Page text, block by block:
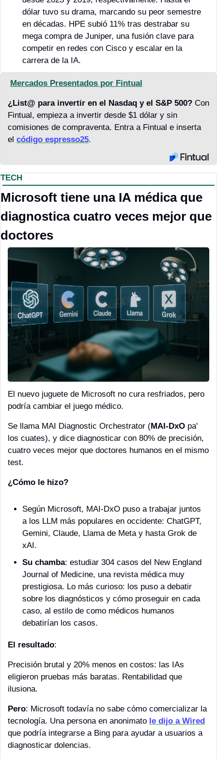
dólar tuvo su drama, marcando su peor semestre
en décadas. HPE subió 11% tras destrabar su
mega compra de Juniper, una fusión clave para
competir en redes con Cisco y escalar en la
carrera de la IA.
Mercados Presentados por Fintual
¿List@ para invertir en el Nasdaq y el S&P 500? Con
Fintual, empieza a invertir desde $1 dólar y sin
comisiones de compraventa. Entra a Fintual e inserta
el código espresso25.
TECH
Microsoft tiene una IA médica que
diagnostica cuatro veces mejor que
doctores
El nuevo juguete de Microsoft no cura resfriados, pero
podría cambiar el juego médico.
Se llama MAI Diagnostic Orchestrator (MAI-DxO pa'
los cuates), y dice diagnosticar con 80% de precisión,
cuatro veces mejor que doctores humanos en el mismo
test.
¿Cómo le hizo?
Según Microsoft, MAI-DxO puso a trabajar juntos
a los LLM más populares en occidente: ChatGPT,
Gemini, Claude, Llama de Meta y hasta Grok de
xAI.
Su chamba: estudiar 304 casos del New England
Journal of Medicine, una revista médica muy
prestigiosa. Lo más curioso: los puso a debatir
sobre los diagnósticos y cómo proseguir en cada
caso, al estilo de como médicos humanos
debatirían los casos.
El resultado:
Precisión brutal y 20% menos en costos: las IAs
eligieron pruebas más baratas. Rentabilidad que
ilusiona.
Pero: Microsoft todavía no sabe cómo comercializar la
tecnología. Una persona en anonimato le dijo a Wired
que podría integrarse a Bing para ayudar a usuarios a
diagnosticar dolencias.